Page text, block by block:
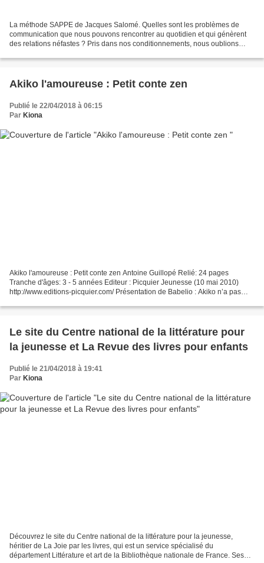
La méthode SAPPE de Jacques Salomé. Quelles sont les problèmes de
communication que nous pouvons rencontrer au quotidien et qui génèrent
des relations néfastes ? Pris dans nos conditionnements, nous oublions
Akiko l'amoureuse : Petit conte zen
Publié le 22/04/2018 à 06:15
Par Kiona
Akiko l'amoureuse : Petit conte zen Antoine Guillopé Relié: 24 pages
Tranche d'âges: 3 - 5 années Editeur : Picquier Jeunesse (10 mai 2010)
http://www.editions-picquier.com/ Présentation de Babelio : Akiko n’a pas
Le site du Centre national de la littérature pour
la jeunesse et La Revue des livres pour enfants
Publié le 21/04/2018 à 19:41
Par Kiona
Découvrez le site du Centre national de la littérature pour la jeunesse,
héritier de La Joie par les livres, qui est un service spécialisé du
département Littérature et art de la Bibliothèque nationale de France. Ses